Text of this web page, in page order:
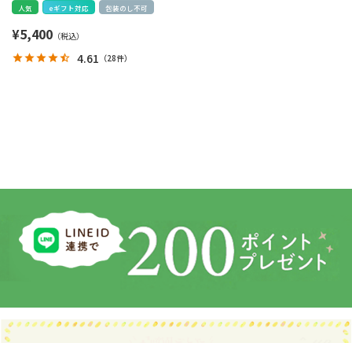
人気 eギフト対応 包装のし不可
¥5,400
4.61 （28件）